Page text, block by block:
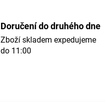
Doručení do druhého dne
Zboží skladem expedujeme
do 11:00